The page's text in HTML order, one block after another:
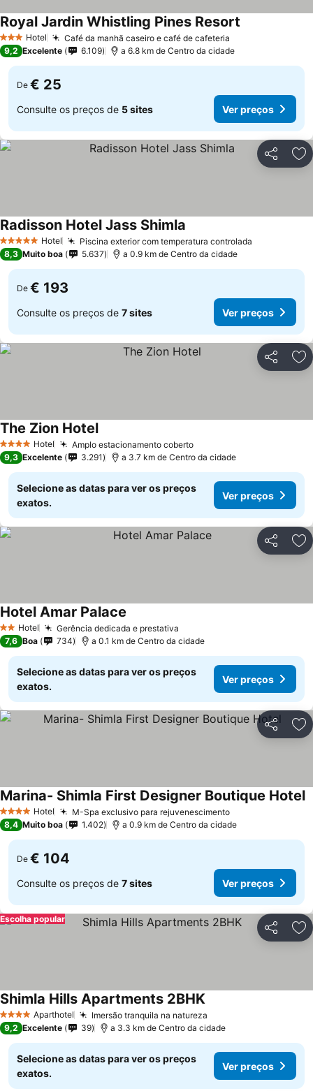
3 EstrelasHotel Café da manhã caseiro e café de cafeteria
Royal Jardin Whistling Pines Resort
9,2 Excelente 6.109 a 6.8 km de Centro da cidade
De € 25
Consulte os preços de 5 sites Ver preços
Partilhar
5 Estrelas Hotel Piscina exterior com temperatura controlada
Radisson Hotel Jass Shimla
8,3 Muito boa 5.637 a 0.9 km de Centro da cidade
De € 193
Consulte os preços de 7 sites Ver preços
Partilhar
4 EstrelasHotel Amplo estacionamento coberto
The Zion Hotel
9,3 Excelente 3.291 a 3.7 km de Centro da cidade
Selecione as datas para ver os preços
exatos.
Ver preços
Partilhar
2 Estrelas
Hotel Gerência dedicada e prestativa
Hotel Amar Palace
7,6 Boa 734 a 0.1 km de Centro da cidade
Selecione as datas para ver os preços
exatos.
Ver preços
Partilhar
4 EstrelasHotel M-Spa exclusivo para rejuvenescimento
Marina- Shimla First Designer Boutique Hotel
8,4 Muito boa 1.402 a 0.9 km de Centro da cidade
De € 104
Consulte os preços de 7 sites Ver preços
Partilhar
Escolha popular
4 EstrelasAparthotel Imersão tranquila na natureza
Shimla Hills Apartments 2BHK
9,2 Excelente 39 a 3.3 km de Centro da cidade
Selecione as datas para ver os preços
exatos.
Ver preços